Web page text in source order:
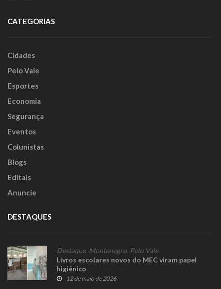
CATEGORIAS
Cidades
Pelo Vale
Esportes
Economia
Segurança
Eventos
Colunistas
Blogs
Editais
Anuncie
DESTAQUES
Destaque, Montenegro Pelo Vale
Livros escolares novos do MEC viram papel
higiênico
12 de maio de 2026